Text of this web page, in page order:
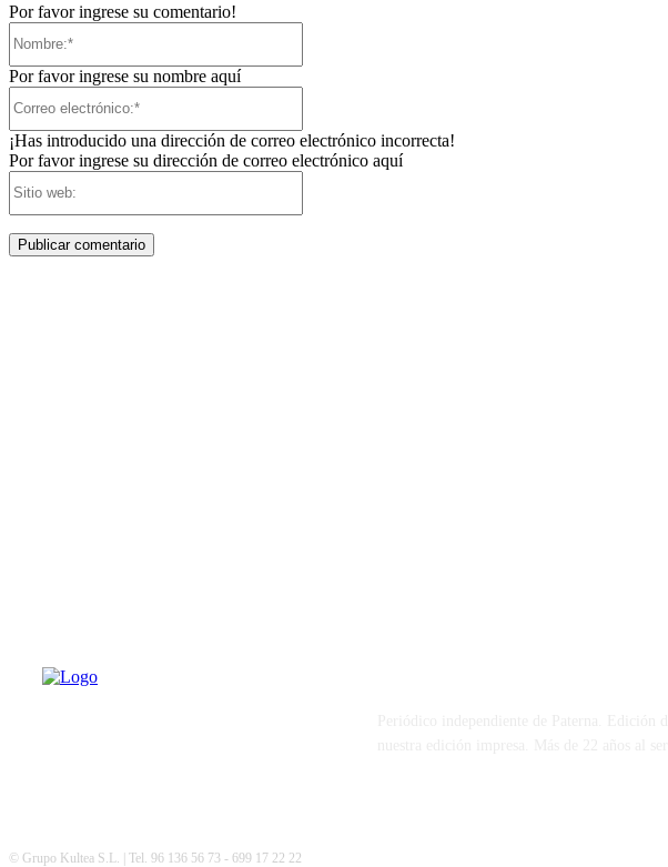
Por favor ingrese su comentario!
Por favor ingrese su nombre aquí
¡Has introducido una dirección de correo electrónico incorrecta!
Por favor ingrese su dirección de correo electrónico aquí
© Grupo Kultea S.L. | Tel. 96 136 56 73 - 699 17 22 22